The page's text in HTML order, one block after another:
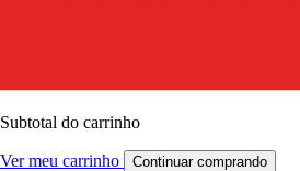
Subtotal do carrinho
Ver meu carrinho Continuar comprando